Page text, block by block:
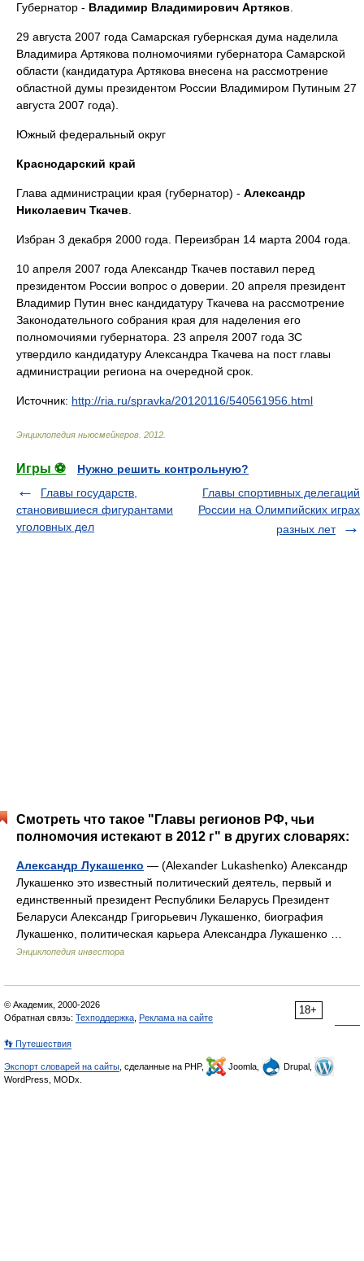
Губернатор - Владимир Владимирович Артяков
29 августа 2007 года Самарская губернская дума наделила
Владимира Артякова полномочиями губернатора Самарской
области (кандидатура Артякова внесена на рассмотрение
областной думы президентом России Владимиром Путиным 27
августа 2007 года).
Южный федеральный округ
Краснодарский край
Глава администрации края (губернатор) - Александр
Николаевич Ткачев
Избран 3 декабря 2000 года. Переизбран 14 марта 2004 года.
10 апреля 2007 года Александр Ткачев поставил перед
президентом России вопрос о доверии. 20 апреля президент
Владимир Путин внес кандидатуру Ткачева на рассмотрение
Законодательного собрания края для наделения его
полномочиями губернатора. 23 апреля 2007 года ЗС
утвердило кандидатуру Александра Ткачева на пост главы
администрации региона на очередной срок.
Источник: http://ria.ru/spravka/20120116/540561956.html
Энциклопедия ньюсмейкеров 2012
Игры ⚽
Нужно решить контрольную?
Главы государств,
становившиеся фигурантами
уголовных дел
Главы спортивных делегаций
России на Олимпийских играх
разных лет
Смотреть что такое "Главы регионов РФ, чьи
полномочия истекают в 2012 г" в других словарях:
Александр Лукашенко — (Alexander Lukashenko) Александр
Лукашенко это известный политический деятель, первый и
единственный президент Республики Беларусь Президент
Беларуси Александр Григорьевич Лукашенко, биография
Лукашенко, политическая карьера Александра Лукашенко …
Энциклопедия инвестора
18+
© Академик, 2000-2026
Обратная связь: Техподдержка Реклама на сайте
👣 Путешествия
Экспорт словарей на сайты , сделанные на PHP, Joomla,
Drupal,
WordPress, MODx.